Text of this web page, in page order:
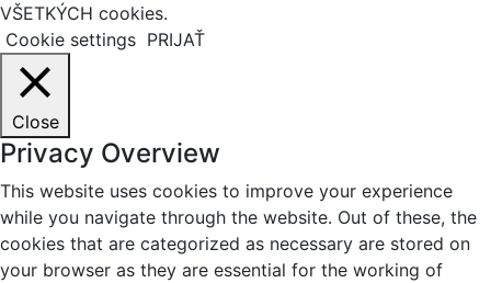
VŠETKÝCH cookies.
Cookie settings PRIJAŤ
Close
Privacy Overview
This website uses cookies to improve your experience
while you navigate through the website. Out of these, the
cookies that are categorized as necessary are stored on
your browser as they are essential for the working of